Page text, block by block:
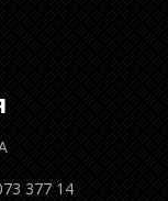
377 14